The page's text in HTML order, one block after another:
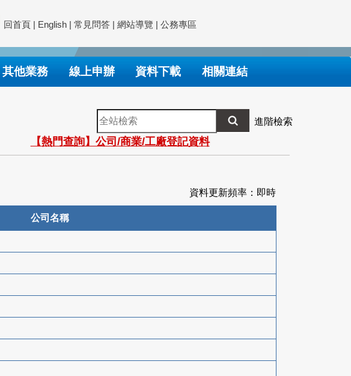
回首頁 | English | 常見問答 | 網站導覽 | 公務專區
其他業務 線上申辦 資料下載 相關連結
全
站
檢
索
進階檢索
【熱門查詢】公司/商業/工廠登記資料
資料更新頻率：即時
公司名稱